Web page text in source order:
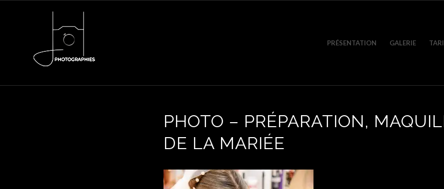
PRÉSENTATION GALERIE
PHOTO – PRÉPARATION,
DE LA MARIÉE